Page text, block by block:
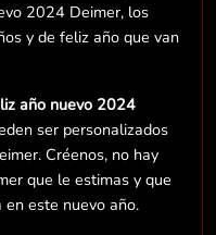
2024 Deimer, los
y de feliz año que van
año nuevo 2024
ser personalizados
Créenos, no hay
que le estimas y que
este nuevo año.